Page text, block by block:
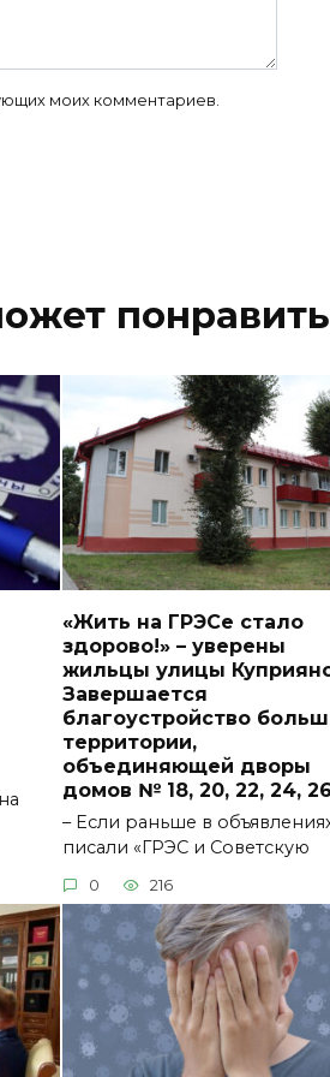
моих комментариев.
«Жить на ГРЭСе стало
здорово!» – уверены
жильцы улицы
Завершается
благоустройство
территории,
объединяющей дворы
домов № 18, 20, 22, 24,
– Если раньше в
писали «ГРЭС и Советскую
0 216